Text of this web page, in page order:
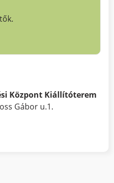
Központ Kiállítóterem
Gábor u.1.